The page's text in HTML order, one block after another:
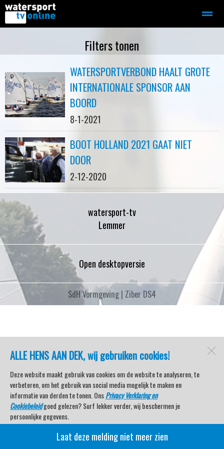
Motorboot-sloep Adverteren
Home
ALLE HENS AAN DEK, wij gebruiken cookies!
Deze website maakt gebruik van cookies om de website te analyseren, te
verbeteren, om het gebruik van social media mogelijk te maken en
informatie van derden te tonen. OnsPrivacy Verklaring en
Cookiebeleidgoed gelezen? Surf lekker verder, wij beschermen je
persoonlijke gegevens.
Veel kijkplezier met Watersport TV Beleving & Nieuws!
Laat deze melding niet meer zien
Filters tonen
WATERSPORTVERBOND HAALT GROTE
INTERNATIONALE SPONSOR AAN
BOORD
8-1-2021
BOOT HOLLAND 2021 GAAT NIET
DOOR
2-12-2020
watersport-tv
Lemmer
Open desktopversie
SdH Vormgeving | Ziber DS4